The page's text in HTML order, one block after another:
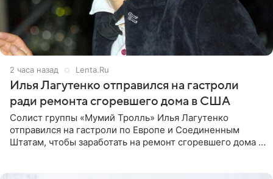
2 часа назад Lenta.Ru
Илья Лагутенко отправился на гастроли
ради ремонта сгоревшего дома в США
Солист группы «Мумий Тролль» Илья Лагутенко
отправился на гастроли по Европе и Соединенным
Штатам, чтобы заработать на ремонт сгоревшего дома в